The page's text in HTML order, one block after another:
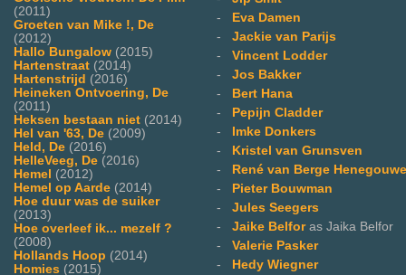
(2011)
Groeten van Mike !, De
(2012)
Hallo Bungalow (2015)
Hartenstraat (2014)
Hartenstrijd (2016)
Heineken Ontvoering, De
(2011)
Heksen bestaan niet (2014)
Hel van '63, De (2009)
Held, De (2016)
HelleVeeg, De (2016)
Hemel (2012)
Hemel op Aarde (2014)
Hoe duur was de suiker
(2013)
Hoe overleef ik... mezelf ?
(2008)
Hollands Hoop (2014)
Homies (2015)
-
Eva Damen
- Jackie van Parijs
- Vincent Lodder
- Jos Bakker
-
Bert Hana
-
Pepijn Cladder
-
Imke Donkers
-
Kristel van Grunsven
-
René van Berge
-
Pieter Bouwman
- Jules Seegers
- Jaike Belfor as Jaika Belfor
- Valerie Pasker
-
Hedy Wiegner